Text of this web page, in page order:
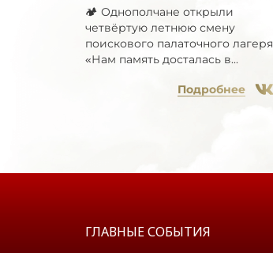
🏕 Однополчане открыли
четвёртую летнюю смену
поискового палаточного лагеря
«Нам память досталась в...
Подробнее
ГЛАВНЫЕ СОБЫТИЯ